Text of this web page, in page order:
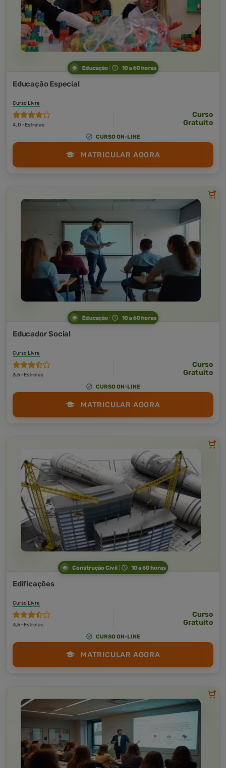
Educação 10 a 60 horas
Educação Especial
Curso Livre
4,0 · Estrelas
Curso
Gratuito
CURSO ON-LINE
MATRICULAR AGORA
Educação 10 a 60 horas
Educador Social
Curso Livre
3,5 · Estrelas
Curso
Gratuito
CURSO ON-LINE
MATRICULAR AGORA
Construção Civil 10 a 60 horas
Edificações
Curso Livre
3,5 · Estrelas
Curso
Gratuito
CURSO ON-LINE
MATRICULAR AGORA